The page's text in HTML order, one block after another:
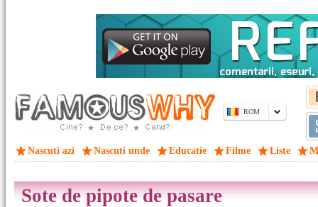
ROM
Nascuti azi Nascuti unde Educatie Filme Liste
Sote de pipote de pasare